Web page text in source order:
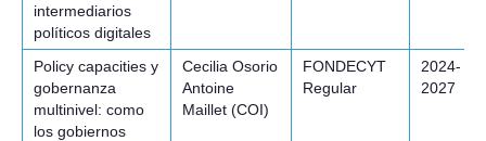
intermediarios
políticos digitales
Policy capacities y
gobernanza
multinivel: como
los gobiernos
Cecilia Osorio
Antoine
Maillet (COI)
FONDECYT
Regular
2024-
2027